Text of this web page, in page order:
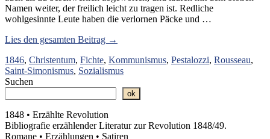
Namen weiter, der freilich leicht zu tragen ist. Redliche
wohlgesinnte Leute haben die verlornen Päcke und …
Lies den gesamten Beitrag →
Kommunisten
|
November
1846, Christentum, Fichte, Kommunismus, Pestalozzi, Rousseau,
Saint-Simonismus, Sozialismus
Suchen
ok
1848 • Erzählte Revolution
Bibliografie erzählender Literatur zur Revolution 1848/49.
Romane • Erzählungen • Satiren